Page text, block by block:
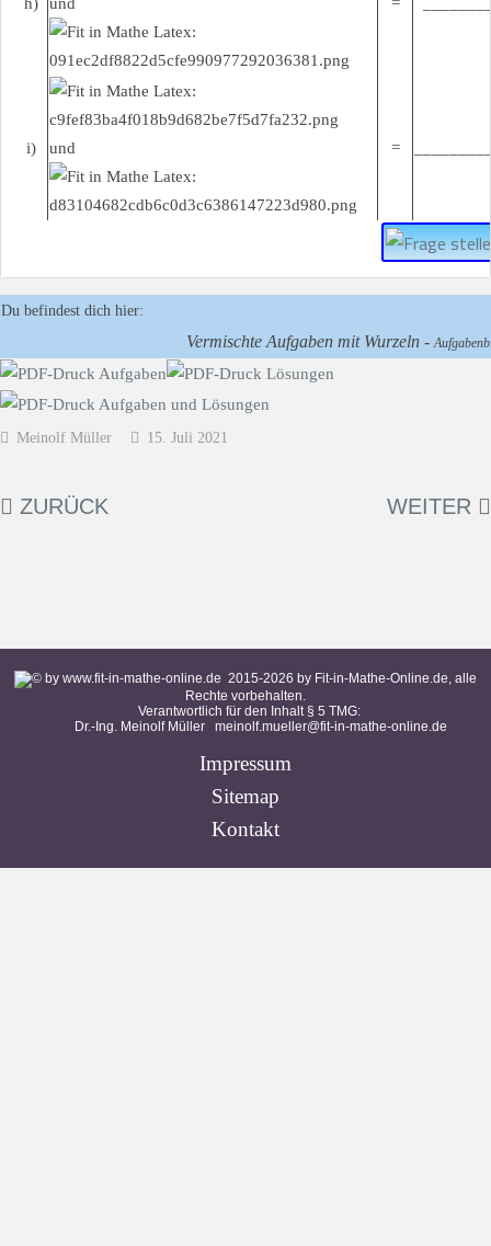
i) und =
Du befindest dich hier:
Vermischte Aufgaben mit Wurzeln -
Meinolf Müller 15. Juli 2021
ZURÜCK WEITER
2015-2026 by Fit-in-Mathe-Online.de, alle
Rechte vorbehalten.
Verantwortlich für den Inhalt § 5 TMG:
Dr.-Ing. Meinolf Müller meinolf.mueller@fit-in-mathe-online.de
Impressum
Sitemap
Kontakt